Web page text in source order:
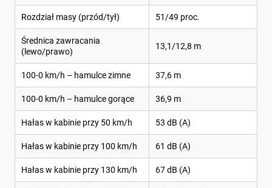
Rozdział masy (przód/tył) 51/49 proc.
Średnica zawracania
(lewo/prawo)
13,1/12,8 m
100-0 km/h – hamulce zimne 37,6 m
100-0 km/h – hamulce gorące 36,9 m
Hałas w kabinie przy 50 km/h 53 dB (A)
Hałas w kabinie przy 100 km/h 61 dB (A)
Hałas w kabinie przy 130 km/h 67 dB (A)